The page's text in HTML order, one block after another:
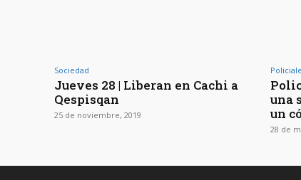
Sociedad
Jueves 28 | Liberan en Cachi a
Qespisqan
25 de noviembre, 2019
una
un
28 de